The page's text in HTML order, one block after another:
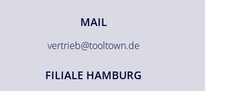
MAIL
vertrieb@tooltown.de
FILIALE HAMBURG